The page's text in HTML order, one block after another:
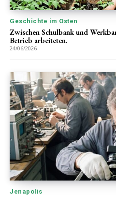
Geschichte im Osten
Zwischen Schulbank und
Betrieb arbeiteten.
24/06/2026
Jenapolis